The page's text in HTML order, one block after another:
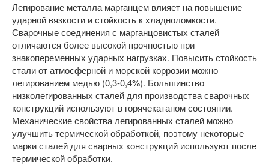
Легирование металла марганцем влияет на повышение
ударной вязкости и стойкость к хладноломкости.
Сварочные соединения с марганцовистых сталей
отличаются более высокой прочностью при
знакопеременных ударных нагрузках. Повысить стойкость
стали от атмосферной и морской коррозии можно
легированием медью (0,3-0,4%). Большинство
низколегированных сталей для производства сварочных
конструкций используют в горячекатаном состоянии.
Механические свойства легированных сталей можно
улучшить термической обработкой, поэтому некоторые
марки сталей для сварных конструкций используют после
термической обработки.